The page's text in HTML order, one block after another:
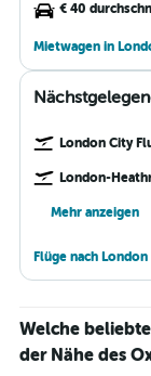
€ 40
Mietwagen in
London City
London-
Mehr anzeigen
Flüge nach London
Welche
der Nähe des